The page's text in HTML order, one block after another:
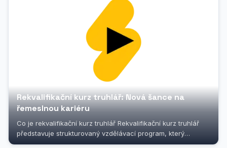
Rekvalifikační kurz truhlář: Nová šance na
řemeslnou kariéru
Co je rekvalifikační kurz truhlář Rekvalifikační kurz truhlář
představuje strukturovaný vzdělávací program, který
umožňuje získat...